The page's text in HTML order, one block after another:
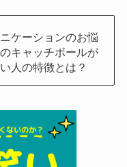
ケーションのお悩
キャッチボールが
人の特徴とは？